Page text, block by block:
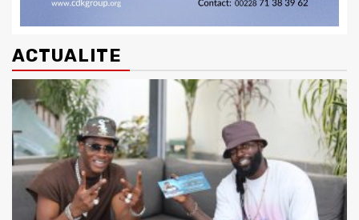
ACTUALITE